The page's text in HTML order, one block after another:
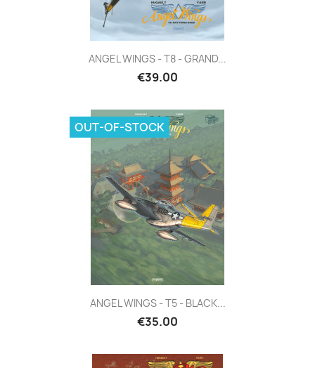
ANGEL WINGS - T8 - GRAND...
€39.00
ANGEL WINGS - T5 - BLACK...
€35.00
OUT-OF-STOCK